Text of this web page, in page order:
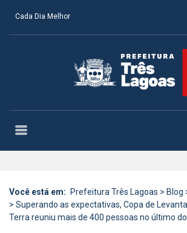
Cada Dia Melhor
Você está em: Prefeitura Três Lagoas > Blog
> Superando as expectativas, Copa de
Terra reuniu mais de 400 pessoas no último